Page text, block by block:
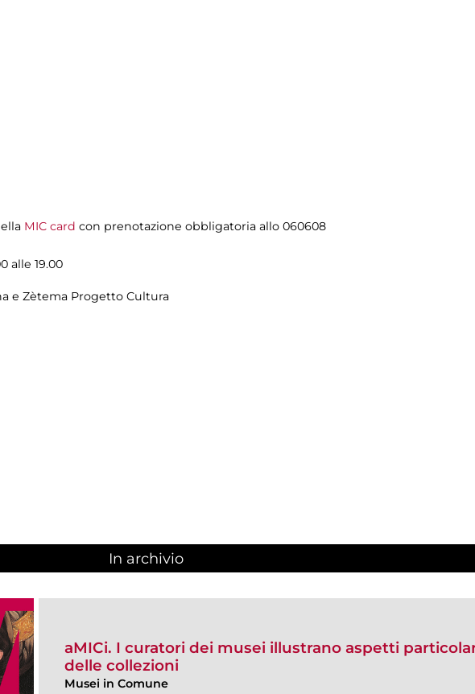
MIC card con prenotazione obbligatoria allo 060608
alle 19.00
e Zètema Progetto Cultura
In archivio
aMICi. I curatori dei musei illustrano aspetti
delle collezioni
Musei in Comune